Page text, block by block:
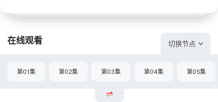
在线观看 切换节点
第01集 第02集 第03集 第04集 第05集